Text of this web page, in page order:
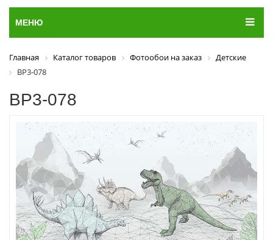
МЕНЮ
Главная Каталог товаров Фотообои на заказ
Детские
ВР3-078
ВР3-078